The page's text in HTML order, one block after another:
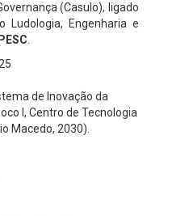
(Casulo), ligado
Ludologia, Engenharia e
de Inovação da
I, Centro de Tecnologia
Macedo, 2030).